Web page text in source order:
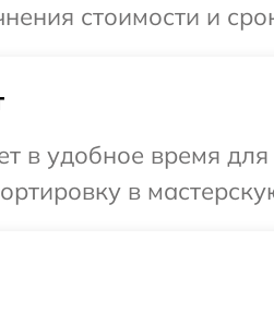
стоимости и
в удобное время
в